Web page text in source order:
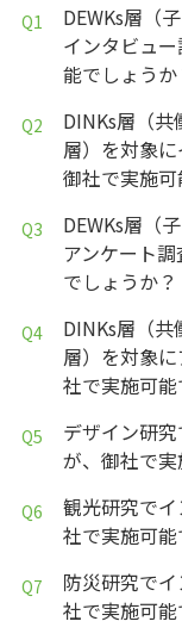
DEWKs層（
インタビュ
能でしょうか
DINKs層（
層）を対象に
御社で実施
DEWKs層（
アンケート
でしょうか？
DINKs層（
層）を対象
社で実施可
デザイン研
が、御社で
観光研究で
社で実施可
防災研究で
社で実施可